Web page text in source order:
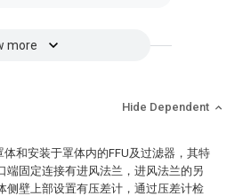
more
Hide Dependent
和安装于罩体内的FFU及过滤器，其特
端固定连接有进风法兰，进风法兰的另
侧壁上部设置有压差计，通过压差计检